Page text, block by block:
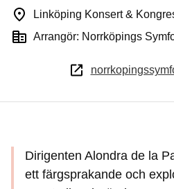
Linköping Konsert &
Arrangör: Norrköpings
Dirigenten Alondra de la
ett färgsprakande och